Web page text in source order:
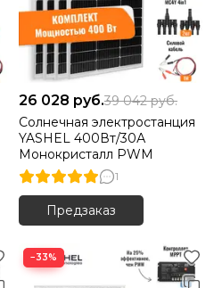
26 028 руб.39 042руб.
Солнечная электростанция
YASHEL 400Вт/30А
Монокристалл PWM
1
Предзаказ
−33%